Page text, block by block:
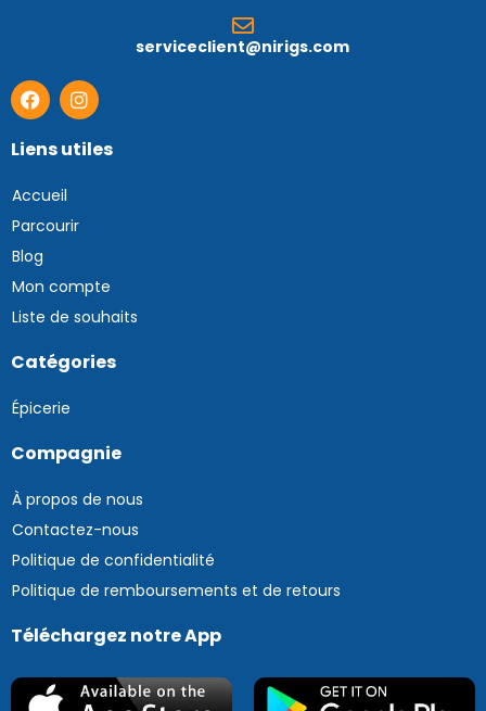
serviceclient@nirigs.com
Liens utiles
Accueil
Parcourir
Blog
Mon compte
Liste de souhaits
Catégories
Épicerie
Compagnie
À propos de nous
Contactez-nous
Politique de confidentialité
Politique de remboursements et de retours
Téléchargez notre App